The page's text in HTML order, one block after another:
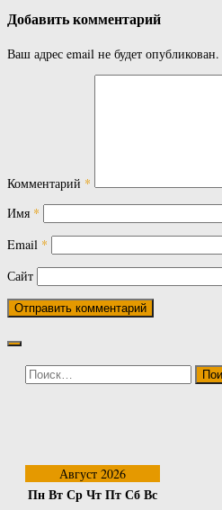
Добавить комментарий
Ваш адрес email не будет опубликован.
Комментарий *
Имя *
Email *
Сайт
Найти:
Август 2026
ПнВтСрЧтПтСбВс